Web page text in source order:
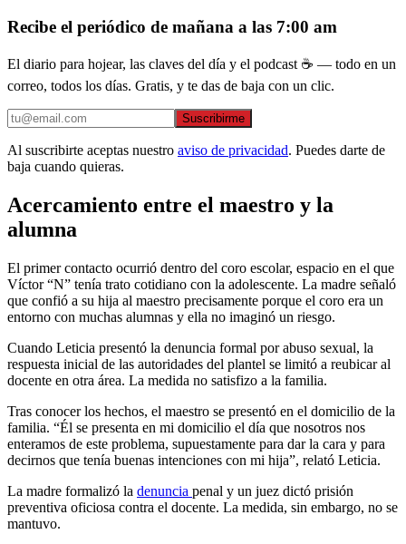
Recibe el periódico de mañana a las 7:00 am
El diario para hojear, las claves del día y el podcast ☕ — todo en un
correo, todos los días. Gratis, y te das de baja con un clic.
Suscribirme
Al suscribirte aceptas nuestro aviso de privacidad. Puedes darte de
baja cuando quieras.
Acercamiento entre el maestro y la
alumna
El primer contacto ocurrió dentro del coro escolar, espacio en el que
Víctor “N” tenía trato cotidiano con la adolescente. La madre señaló
que confió a su hija al maestro precisamente porque el coro era un
entorno con muchas alumnas y ella no imaginó un riesgo.
Cuando Leticia presentó la denuncia formal por abuso sexual, la
respuesta inicial de las autoridades del plantel se limitó a reubicar al
docente en otra área. La medida no satisfizo a la familia.
Tras conocer los hechos, el maestro se presentó en el domicilio de la
familia. “Él se presenta en mi domicilio el día que nosotros nos
enteramos de este problema, supuestamente para dar la cara y para
decirnos que tenía buenas intenciones con mi hija”, relató Leticia.
La madre formalizó la denuncia penal y un juez dictó prisión
preventiva oficiosa contra el docente. La medida, sin embargo, no se
mantuvo.